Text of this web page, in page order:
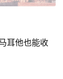
耳他也能收